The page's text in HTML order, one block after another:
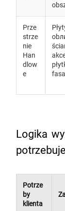
Prze
strze
nie
Han
dlow
e
Logika
Potrze
by
klienta